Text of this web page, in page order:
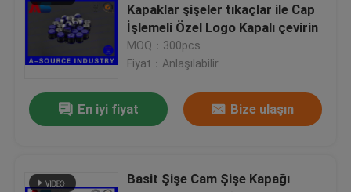
Plastik şişeler hap
Alüminyum folyo Çantalar
Plastik blister ambalaj
Kapaklar şişeler tıkaçlar ile Cap
İşlemeli Özel Logo Kapalı çevirin
MOQ：300pcs
Fiyat：Anlaşılabilir
En iyi fiyat Bize ulaşın
Basit Şişe Cam Şişe Kapağı